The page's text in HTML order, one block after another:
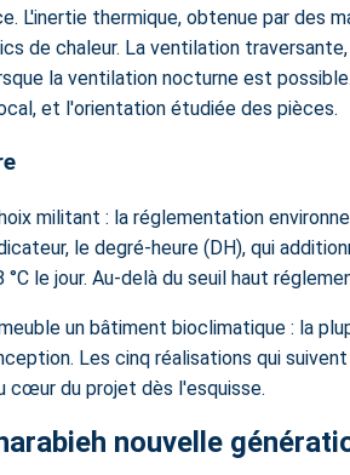
L'inertie thermique, obtenue par des
de chaleur. La ventilation
la ventilation nocturne est
et l'orientation étudiée des pièces.
militant : la réglementation
le degré-heure (DH), qui
le jour. Au-delà du seuil haut
un bâtiment bioclimatique : la
Les cinq réalisations qui
cœur du projet dès l'esquisse.
nouvelle